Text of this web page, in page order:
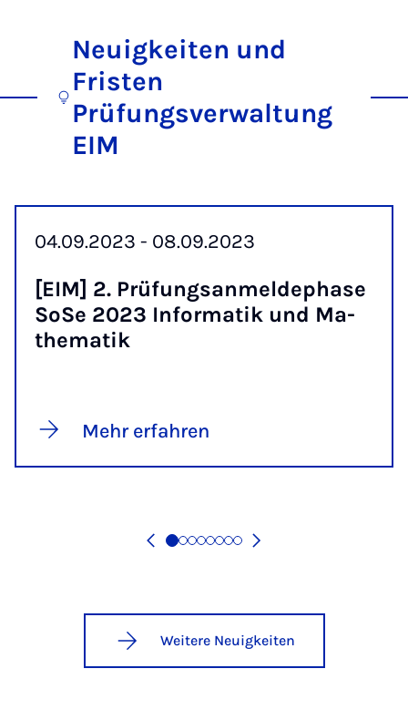
Neuigkeiten und
Fristen
Prüfungsverwaltung
EIM
04.09.2023 - 08.09.2023
[EIM] 2. Prü­fungs­an­mel­de­pha­se
So­Se 2023 In­for­ma­tik und Ma­
the­ma­tik
Mehr erfahren
Weitere Neuigkeiten